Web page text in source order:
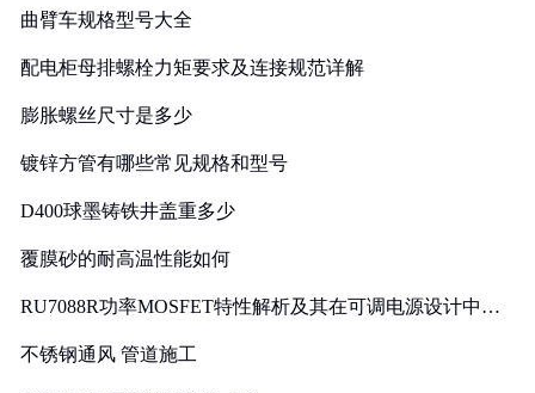
曲臂车规格型号大全
配电柜母排螺栓力矩要求及连接规范详解
膨胀螺丝尺寸是多少
镀锌方管有哪些常见规格和型号
D400球墨铸铁井盖重多少
覆膜砂的耐高温性能如何
RU7088R功率MOSFET特性解析及其在可调电源设计中的
不锈钢通风 管道施工